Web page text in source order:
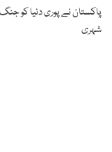
پاکستان نے پوری دنیا کو جنگ
شہری